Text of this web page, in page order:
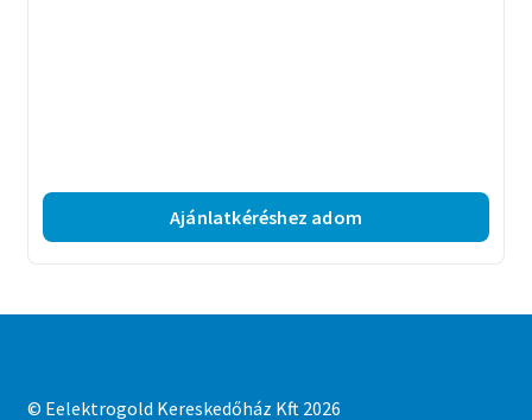
Ajánlatkéréshez adom
© Eelektrogold Kereskedőház Kft 2026